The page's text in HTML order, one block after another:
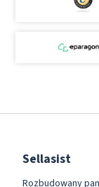
Sellasist
Rozbudowany